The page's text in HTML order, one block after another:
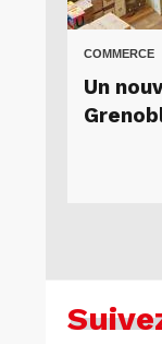
COMMERCE
Un